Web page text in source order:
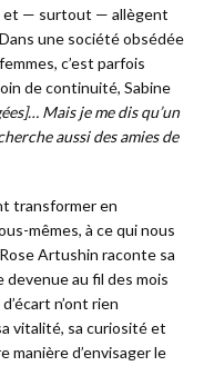
et — surtout — allègent
une société obsédée
c’est parfois
de continuité, Sabine
Mais je me dis qu’un
aussi des amies de
transformer en
mêmes, à ce qui nous
Artushin raconte sa
devenue au fil des mois
n’ont rien
vitalité, sa curiosité et
manière d’envisager le